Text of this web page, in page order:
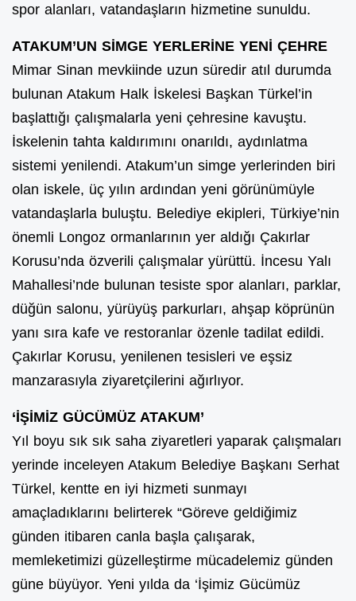
spor alanları, vatandaşların hizmetine sunuldu.
ATAKUM’UN SİMGE YERLERİNE YENİ ÇEHRE
Mimar Sinan mevkiinde uzun süredir atıl durumda
bulunan Atakum Halk İskelesi Başkan Türkel’in
başlattığı çalışmalarla yeni çehresine kavuştu.
İskelenin tahta kaldırımını onarıldı, aydınlatma
sistemi yenilendi. Atakum’un simge yerlerinden biri
olan iskele, üç yılın ardından yeni görünümüyle
vatandaşlarla buluştu. Belediye ekipleri, Türkiye’nin
önemli Longoz ormanlarının yer aldığı Çakırlar
Korusu’nda özverili çalışmalar yürüttü. İncesu Yalı
Mahallesi’nde bulunan tesiste spor alanları, parklar,
düğün salonu, yürüyüş parkurları, ahşap köprünün
yanı sıra kafe ve restoranlar özenle tadilat edildi.
Çakırlar Korusu, yenilenen tesisleri ve eşsiz
manzarasıyla ziyaretçilerini ağırlıyor.
‘İŞİMİZ GÜCÜMÜZ ATAKUM’
Yıl boyu sık sık saha ziyaretleri yaparak çalışmaları
yerinde inceleyen Atakum Belediye Başkanı Serhat
Türkel, kentte en iyi hizmeti sunmayı
amaçladıklarını belirterek “Göreve geldiğimiz
günden itibaren canla başla çalışarak,
memleketimizi güzelleştirme mücadelemiz günden
güne büyüyor. Yeni yılda da ‘İşimiz Gücümüz